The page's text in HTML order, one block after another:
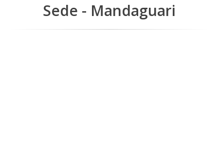
Sede - Mandaguari